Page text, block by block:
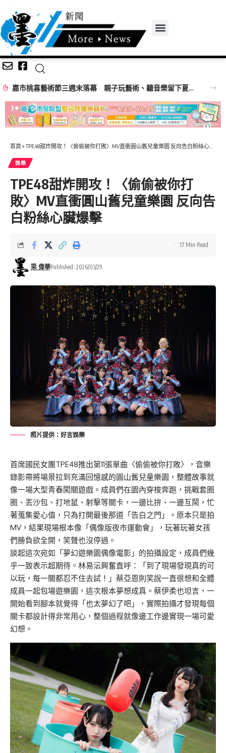
嘉市桃喜藝術節三週末落幕 親子玩藝術、聽音樂留下夏日回憶
首頁 »TPE48甜炸開攻！〈偷偷被你打敗〉MV直衝圓山舊兒童樂園 反向告白粉絲心臟爆擊
娛樂
TPE48甜炸開攻！〈偷偷被你打
敗〉MV直衝圓山舊兒童樂園 反向告
白粉絲心臟爆擊
梁 偉華Published: 2026/03/29
17 Min Read
照片提供：好言娛樂
首席國民女團TPE48推出第11張單曲〈偷偷被你打敗〉，音樂
錄影帶將場景拉到充滿回憶感的圓山舊兒童樂園，整體故事就
像一場大型青春闖關遊戲。成員們在園內穿梭奔跑，挑戰套圈
圈、丟沙包、打地鼠、射擊等關卡，一邊比拚、一邊互鬧，忙
著蒐集愛心值，只為打開最後那道「告白之門」。原本只是拍
MV，結果現場根本像「偶像版夜市運動會」，玩著玩著女孩
們勝負欲全開，笑聲也沒停過。
談起這次宛如「夢幻遊樂園偶像電影」的拍攝設定，成員們幾
乎一致表示超期待。林易沄興奮直呼：「到了現場發現真的可
以玩，每一關都忍不住去試！」蔡亞恩則笑說一直很想和全體
成員一起包場遊樂園，這次根本夢想成真。蔡伊柔也坦言，一
開始看到腳本就覺得「也太夢幻了吧」，實際拍攝才發現每個
關卡都設計得非常用心，整個過程就像邊工作邊實現一場可愛
幻想。